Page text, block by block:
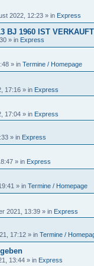
2022, 12:23 » in Express
BJ 1960 IST VERKAUFT
» in Express
» in Termine / Homepage
17:16 » in Express
17:04 » in Express
» in Express
» in Express
» in Termine / Homepage
2021, 13:39 » in Express
17:12 » in Termine /
13:44 » in Express